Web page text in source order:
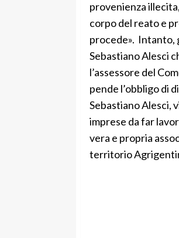
provenienza
corpo del reato e
procede». Intanto,
Sebastiano Alesci
l’assessore del
pende l’obbligo di
Sebastiano Alesci,
imprese da far
vera e propria
territorio